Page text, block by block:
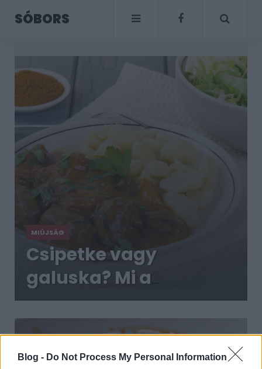
Blog - Do Not Process My Personal Information
SÓBORS
MIÚJSÁG
Csipetke vagy
galuska? Mi a
különbség a kettő
között?